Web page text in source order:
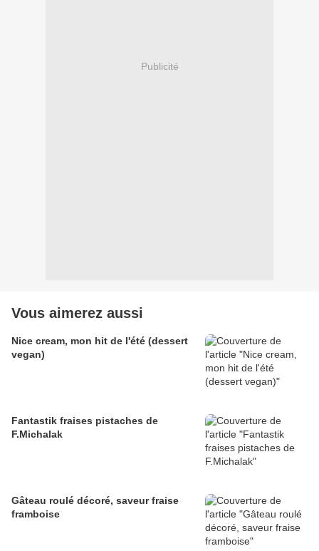
Publicité
Vous aimerez aussi
Nice cream, mon hit de l'été (dessert
vegan)
Fantastik fraises pistaches de
F.Michalak
Gâteau roulé décoré, saveur fraise
framboise